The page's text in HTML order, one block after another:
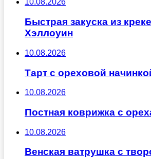
10.08.2026
Быстрая закуска из
Хэллоуин
10.08.2026
Тарт с ореховой
10.08.2026
Постная коврижка с
10.08.2026
Венская ватрушка с